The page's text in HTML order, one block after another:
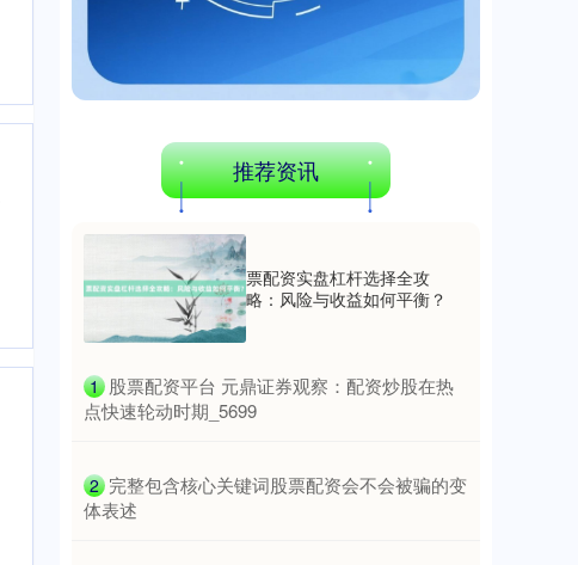
基金指数 7229.80 -1.63 -0.02%
推荐资讯
票配资实盘杠杆选择全攻
略：风险与收益如何平衡？
1 ​股票配资平台 元鼎证券观察：配资炒股在热
点快速轮动时期_5699
2 ​完整包含核心关键词股票配资会不会被骗的变
体表述